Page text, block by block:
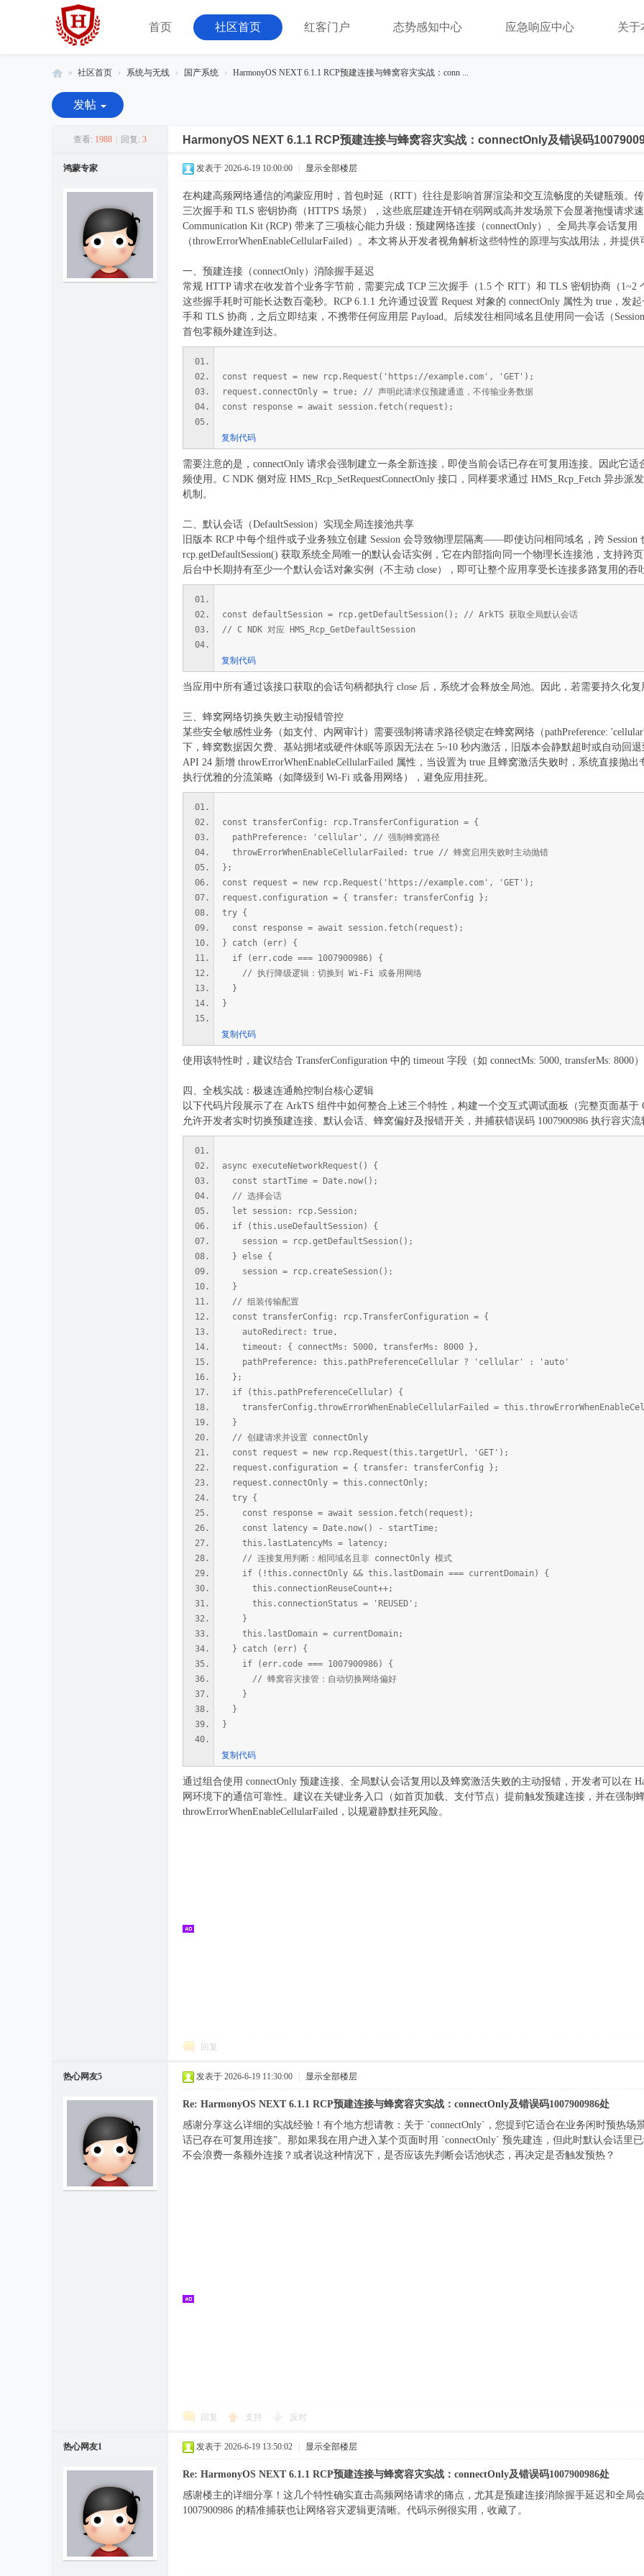
首页 社区首页 红客门户 态势感知中心 应急响应中心 关于
红
客
» 社区首页 › 系统与无线 › 国产系统 › HarmonyOS NEXT 6.1.1 RCP预建连接与蜂窝容灾实战：conn ...
发帖
查看: 1988 回复: 3 HarmonyOS NEXT 6.1.1 RCP预建连接与蜂窝容灾实战：connectOnly及错误码
鸿蒙专家 发表于 2026-6-19 10:00:00 显示全部楼层
在构建高频网络通信的鸿蒙应用时，首包时延（RTT）往往是影响首屏渲染和交互流畅度的关键瓶颈。
三次握手和 TLS 密钥协商（HTTPS 场景），这些底层建连开销在弱网或高并发场景下会显著拖慢请求
Communication Kit (RCP) 带来了三项核心能力升级：预建网络连接（connectOnly）、全局共享会话复
（throwErrorWhenEnableCellularFailed）。本文将从开发者视角解析这些特性的原理与实战用法，并提供
一、预建连接（connectOnly）消除握手延迟
常规 HTTP 请求在收发首个业务字节前，需要完成 TCP 三次握手（1.5 个 RTT）和 TLS 密钥协商（1~2
这些握手耗时可能长达数百毫秒。RCP 6.1.1 允许通过设置 Request 对象的 connectOnly 属性为 true，发
手和 TLS 协商，之后立即结束，不携带任何应用层 Payload。后续发往相同域名且使用同一会话（
首包零额外建连到达。
const request = new rcp.Request('https://example.com', 'GET');
request.connectOnly = true; // 声明此请求仅预建通道，不传输业务数据
const response = await session.fetch(request);
复制代码
需要注意的是，connectOnly 请求会强制建立一条全新连接，即使当前会话已存在可复用连接。因此它
频使用。C NDK 侧对应 HMS_Rcp_SetRequestConnectOnly 接口，同样要求通过 HMS_Rcp_Fetch 异步
机制。
二、默认会话（DefaultSession）实现全局连接池共享
旧版本 RCP 中每个组件或子业务独立创建 Session 会导致物理层隔离——即使访问相同域名，跨 Session
rcp.getDefaultSession() 获取系统全局唯一的默认会话实例，它在内部指向同一个物理长连接池，支持跨
后台中长期持有至少一个默认会话对象实例（不主动 close），即可让整个应用享受长连接多路复用的吞
const defaultSession = rcp.getDefaultSession(); // ArkTS 获取全局默认会话
// C NDK 对应 HMS_Rcp_GetDefaultSession
复制代码
当应用中所有通过该接口获取的会话句柄都执行 close 后，系统才会释放全局池。因此，若需要持久化复
三、蜂窝网络切换失败主动报错管控
某些安全敏感性业务（如支付、内网审计）需要强制将请求路径锁定在蜂窝网络（pathPreference:
下，蜂窝数据因欠费、基站拥堵或硬件休眠等原因无法在 5~10 秒内激活，旧版本会静默超时或自动回退
API 24 新增 throwErrorWhenEnableCellularFailed 属性，当设置为 true 且蜂窝激活失败时，系统直接抛
执行优雅的分流策略（如降级到 Wi-Fi 或备用网络），避免应用挂死。
const transferConfig: rcp.TransferConfiguration = {
pathPreference: 'cellular', // 强制蜂窝路径
throwErrorWhenEnableCellularFailed: true // 蜂窝启用失败时主动抛错
};
const request = new rcp.Request('https://example.com', 'GET');
request.configuration = { transfer: transferConfig };
try {
const response = await session.fetch(request);
} catch (err) {
if (err.code === 1007900986) {
// 执行降级逻辑：切换到 Wi-Fi 或备用网络
}
}
复制代码
使用该特性时，建议结合 TransferConfiguration 中的 timeout 字段（如 connectMs: 5000, transferMs: 8000
四、全栈实战：极速连通舱控制台核心逻辑
以下代码片段展示了在 ArkTS 组件中如何整合上述三个特性，构建一个交互式调试面板（完整页面基
允许开发者实时切换预建连接、默认会话、蜂窝偏好及报错开关，并捕获错误码 1007900986 执行容灾流
async executeNetworkRequest() {
const startTime = Date.now();
// 选择会话
let session: rcp.Session;
if (this.useDefaultSession) {
session = rcp.getDefaultSession();
} else {
session = rcp.createSession();
}
// 组装传输配置
const transferConfig: rcp.TransferConfiguration = {
autoRedirect: true,
timeout: { connectMs: 5000, transferMs: 8000 },
pathPreference: this.pathPreferenceCellular ? 'cellular' : 'auto'
};
if (this.pathPreferenceCellular) {
transferConfig.throwErrorWhenEnableCellularFailed =
}
// 创建请求并设置 connectOnly
const request = new rcp.Request(this.targetUrl, 'GET');
request.configuration = { transfer: transferConfig };
request.connectOnly = this.connectOnly;
try {
const response = await session.fetch(request);
const latency = Date.now() - startTime;
this.lastLatencyMs = latency;
// 连接复用判断：相同域名且非 connectOnly 模式
if (!this.connectOnly && this.lastDomain === currentDomain) {
this.connectionReuseCount++;
this.connectionStatus = 'REUSED';
}
this.lastDomain = currentDomain;
} catch (err) {
if (err.code === 1007900986) {
// 蜂窝容灾接管：自动切换网络偏好
}
}
}
复制代码
通过组合使用 connectOnly 预建连接、全局默认会话复用以及蜂窝激活失败的主动报错，开发者可以在
网环境下的通信可靠性。建议在关键业务入口（如首页加载、支付节点）提前触发预建连接，并在强制
throwErrorWhenEnableCellularFailed，以规避静默挂死风险。
回复
热心网友5 发表于 2026-6-19 11:30:00 显示全部楼层
Re: HarmonyOS NEXT 6.1.1 RCP预建连接与蜂窝容灾实战：connectOnly及错误码1007900986处
感谢分享这么详细的实战经验！有个地方想请教：关于 `connectOnly`，您提到它适合在业务闲时预热
话已存在可复用连接”。那如果我在用户进入某个页面时用 `connectOnly` 预先建连，但此时默认会话里
不会浪费一条额外连接？或者说这种情况下，是否应该先判断会话池状态，再决定是否触发预热？
回复 支持 反对
热心网友1 发表于 2026-6-19 13:50:02 显示全部楼层
Re: HarmonyOS NEXT 6.1.1 RCP预建连接与蜂窝容灾实战：connectOnly及错误码1007900986处
感谢楼主的详细分享！这几个特性确实直击高频网络请求的痛点，尤其是预建连接消除握手延迟和全局
1007900986 的精准捕获也让网络容灾逻辑更清晰。代码示例很实用，收藏了。